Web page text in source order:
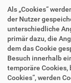
Als „Cookies“
der Nutzer
unterschiedliche
primär dazu, die
dem das Cookie
Besuch innerhalb
temporäre Cookies,
Cookies“, werden